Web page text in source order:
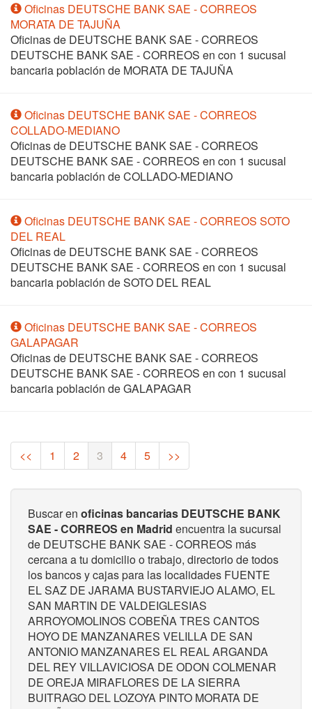
Oficinas DEUTSCHE BANK SAE - CORREOS
MORATA DE TAJUÑA
Oficinas de DEUTSCHE BANK SAE - CORREOS
DEUTSCHE BANK SAE - CORREOS en con 1 sucusal
bancaria población de MORATA DE TAJUÑA
Oficinas DEUTSCHE BANK SAE - CORREOS
COLLADO-MEDIANO
Oficinas de DEUTSCHE BANK SAE - CORREOS
DEUTSCHE BANK SAE - CORREOS en con 1 sucusal
bancaria población de COLLADO-MEDIANO
Oficinas DEUTSCHE BANK SAE - CORREOS SOTO
DEL REAL
Oficinas de DEUTSCHE BANK SAE - CORREOS
DEUTSCHE BANK SAE - CORREOS en con 1 sucusal
bancaria población de SOTO DEL REAL
Oficinas DEUTSCHE BANK SAE - CORREOS
GALAPAGAR
Oficinas de DEUTSCHE BANK SAE - CORREOS
DEUTSCHE BANK SAE - CORREOS en con 1 sucusal
bancaria población de GALAPAGAR
<< 1 2 3 (current)
4 5 >>
Buscar en oficinas bancarias DEUTSCHE BANK
SAE - CORREOS en Madrid encuentra la sucursal
de DEUTSCHE BANK SAE - CORREOS más
cercana a tu domicilio o trabajo, directorio de todos
los bancos y cajas para las localidades FUENTE
EL SAZ DE JARAMA BUSTARVIEJO ALAMO, EL
SAN MARTIN DE VALDEIGLESIAS
ARROYOMOLINOS COBEÑA TRES CANTOS
HOYO DE MANZANARES VELILLA DE SAN
ANTONIO MANZANARES EL REAL ARGANDA
DEL REY VILLAVICIOSA DE ODON COLMENAR
DE OREJA MIRAFLORES DE LA SIERRA
BUITRAGO DEL LOZOYA PINTO MORATA DE